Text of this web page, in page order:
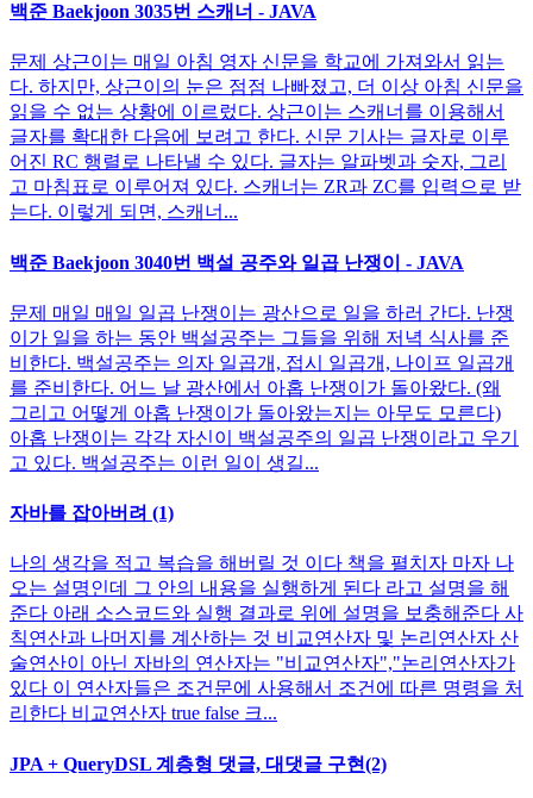
백준 Baekjoon 3035번 스캐너 - JAVA
문제 상근이는 매일 아침 영자 신문을 학교에 가져와서 읽는
다. 하지만, 상근이의 눈은 점점 나빠졌고, 더 이상 아침 신문을
읽을 수 없는 상황에 이르렀다. 상근이는 스캐너를 이용해서
글자를 확대한 다음에 보려고 한다. 신문 기사는 글자로 이루
어진 RC 행렬로 나타낼 수 있다. 글자는 알파벳과 숫자, 그리
고 마침표로 이루어져 있다. 스캐너는 ZR과 ZC를 입력으로 받
는다. 이렇게 되면, 스캐너...
백준 Baekjoon 3040번 백설 공주와 일곱 난쟁이 - JAVA
문제 매일 매일 일곱 난쟁이는 광산으로 일을 하러 간다. 난쟁
이가 일을 하는 동안 백설공주는 그들을 위해 저녁 식사를 준
비한다. 백설공주는 의자 일곱개, 접시 일곱개, 나이프 일곱개
를 준비한다. 어느 날 광산에서 아홉 난쟁이가 돌아왔다. (왜
그리고 어떻게 아홉 난쟁이가 돌아왔는지는 아무도 모른다)
아홉 난쟁이는 각각 자신이 백설공주의 일곱 난쟁이라고 우기
고 있다. 백설공주는 이런 일이 생길...
자바를 잡아버려 (1)
나의 생각을 적고 복습을 해버릴 것 이다 책을 펼치자 마자 나
오는 설명인데 그 안의 내용을 실행하게 된다 라고 설명을 해
준다 아래 소스코드와 실행 결과로 위에 설명을 보충해준다 사
칙연산과 나머지를 계산하는 것 비교연산자 및 논리연산자 산
술연산이 아닌 자바의 연산자는 "비교연산자","논리연산자가
있다 이 연산자들은 조건문에 사용해서 조건에 따른 명령을 처
리한다 비교연산자 true false 크...
JPA + QueryDSL 계층형 댓글, 대댓글 구현(2)